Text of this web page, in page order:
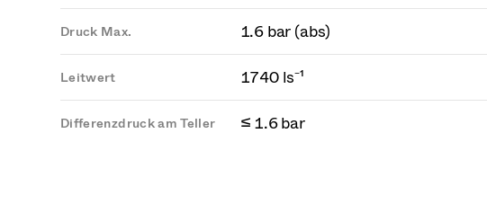
Druck Max. 1.6 bar (abs)
Leitwert 1740 ls⁻¹
Differenzdruck am Teller ≤ 1.6 bar